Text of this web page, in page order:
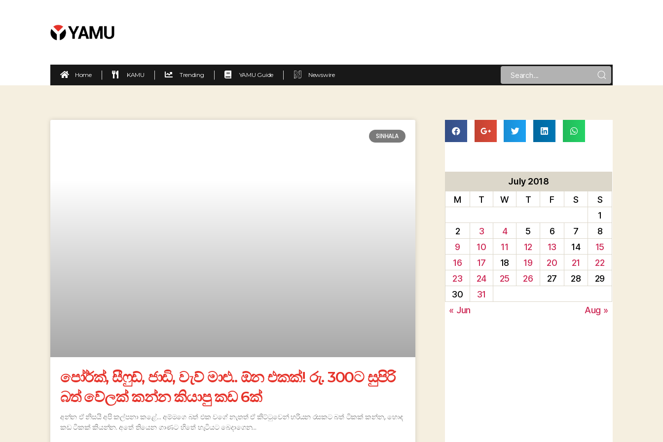
Home KAMU Trending YAMU Guide Newswire
SINHALA
පෝර්ක්, සීෆුඩ්, ජාඩි, වැව් මාළු.. ඕන එකක්! රු. 300ට සුපිරි
බත් වේලක් කන්න කියාපු කඩ 6ක්
අන්න ඒ නිසයි අපි කල්පනා කළේ… අම්මගෙ බත් එක වගේ නැතත් ඒ කිට්ටුවෙන් හරියන රසකට බත් ටිකක් කන්න, හොඳ
කඩ ටිකක් කියන්න. අතේ තියෙන ගාණට හිතේ හැටියට බෙදාගෙන…
July 2018
M
T W T F S
S
1
2
3 4 5 6 7
8
9
10 11 12 13 14
15
16
17 18 19 20 21
22
23
24 25 26 27 28
29
30
31
« Jun
Aug »